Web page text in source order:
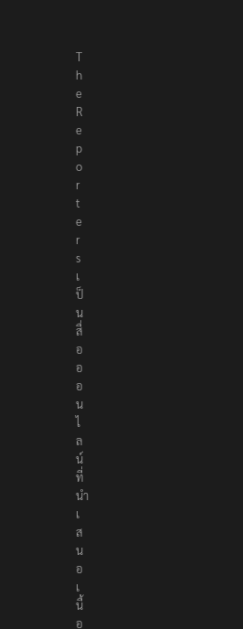
T
h
e
R
e
p
o
r
t
e
r
s
เ
ป็
น
สื่
อ
อ
อ
น
ไ
ล
น์
ที่
นำ
เ
ส
น
อ
เ
นื้
อ